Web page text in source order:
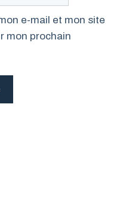
e-mail et mon site
mon prochain